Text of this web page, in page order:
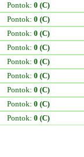
Pontok: 0 (C)
Pontok: 0 (C)
Pontok: 0 (C)
Pontok: 0 (C)
Pontok: 0 (C)
Pontok: 0 (C)
Pontok: 0 (C)
Pontok: 0 (C)
Pontok: 0 (C)